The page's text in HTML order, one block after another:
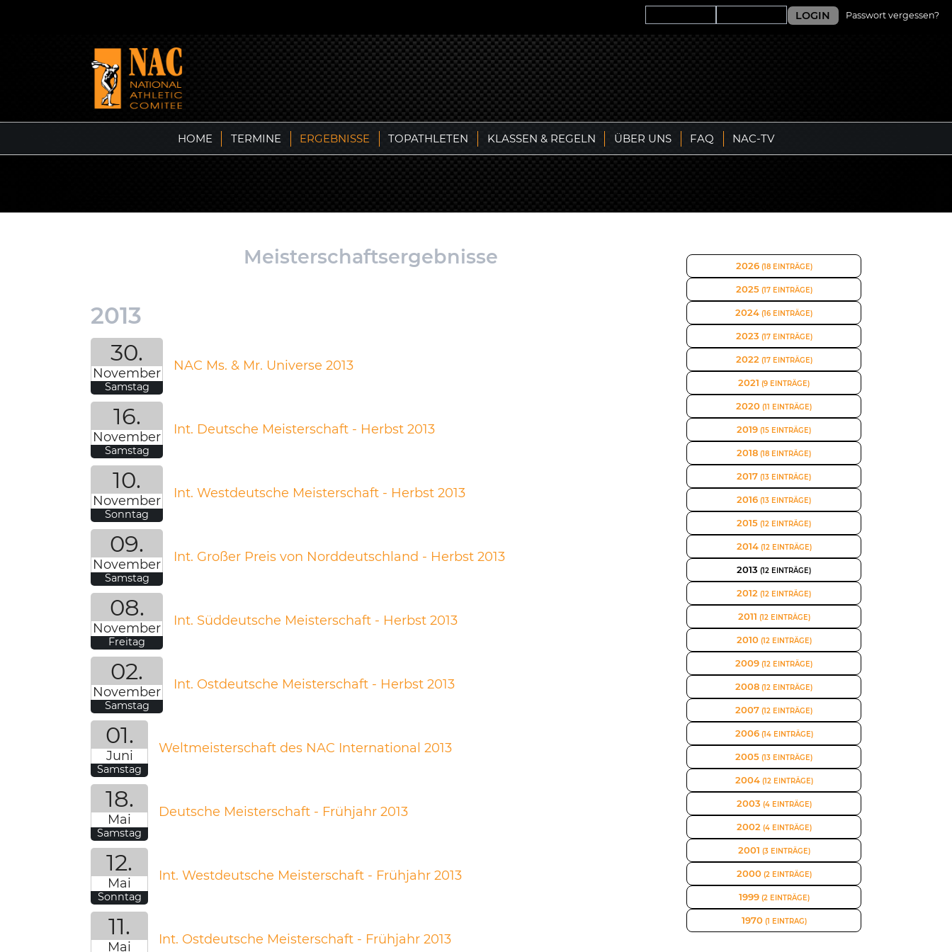
Passwort vergessen?
LOGIN
HOME TERMINE ERGEBNISSE TOPATHLETEN KLASSEN & REGELN ÜBER UNS FAQ NAC-TV
Meisterschaftsergebnisse
2013
30.
November
Samstag
NAC Ms. & Mr. Universe 2013
16.
November
Samstag
Int. Deutsche Meisterschaft - Herbst 2013
10.
November
Sonntag
Int. Westdeutsche Meisterschaft - Herbst 2013
09.
November
Samstag
Int. Großer Preis von Norddeutschland - Herbst 2013
08.
November
Freitag
Int. Süddeutsche Meisterschaft - Herbst 2013
02.
November
Samstag
Int. Ostdeutsche Meisterschaft - Herbst 2013
01.
Juni
Samstag
Weltmeisterschaft des NAC International 2013
18.
Mai
Samstag
Deutsche Meisterschaft - Frühjahr 2013
12.
Mai
Sonntag
Int. Westdeutsche Meisterschaft - Frühjahr 2013
11.
Mai
Int. Ostdeutsche Meisterschaft - Frühjahr 2013
2026(18 EINTRÄGE)
2025(17 EINTRÄGE)
2024 (16 EINTRÄGE)
2023 (17 EINTRÄGE)
2022 (17 EINTRÄGE)
2021 (9 EINTRÄGE)
2020 (11 EINTRÄGE)
2019 (15 EINTRÄGE)
2018 (18 EINTRÄGE)
2017 (13 EINTRÄGE)
2016 (13 EINTRÄGE)
2015 (12 EINTRÄGE)
2014(12 EINTRÄGE)
2013 (12 EINTRÄGE)
2012 (12 EINTRÄGE)
2011 (12 EINTRÄGE)
2010(12 EINTRÄGE)
2009 (12 EINTRÄGE)
2008 (12 EINTRÄGE)
2007 (12 EINTRÄGE)
2006(14 EINTRÄGE)
2005 (13 EINTRÄGE)
2004(12 EINTRÄGE)
2003 (4 EINTRÄGE)
2002 (4 EINTRÄGE)
2001 (3 EINTRÄGE)
2000(2 EINTRÄGE)
1999(2 EINTRÄGE)
1970(1 EINTRAG)